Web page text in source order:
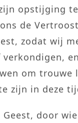
opstijging
de
zodat wij
om trouwe
zijn in deze
Geest, door